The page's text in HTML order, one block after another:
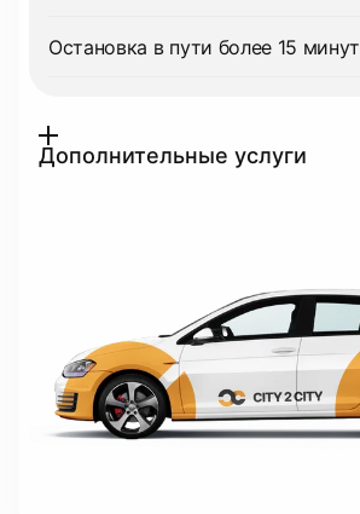
Остановка в пути более 15 минут
Дополнительные услуги